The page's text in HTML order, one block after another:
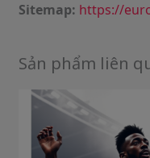
Sitemap: https://
Sản phẩm liên